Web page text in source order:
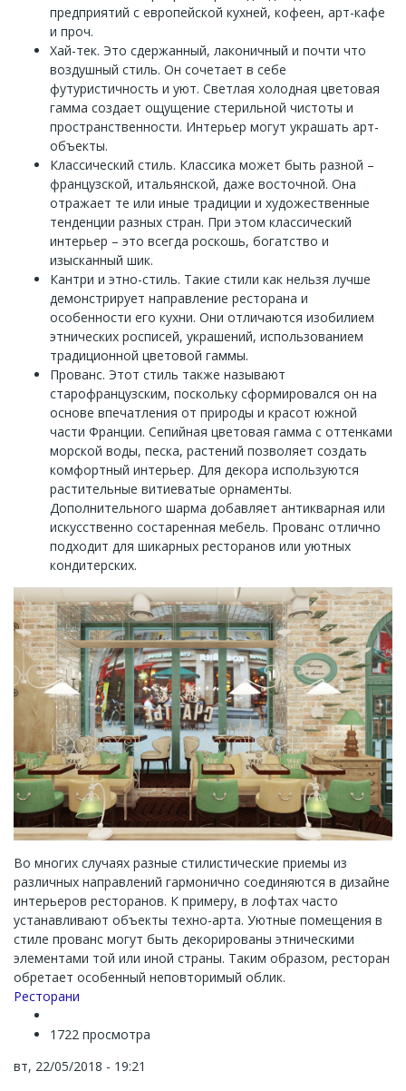
предприятий с европейской кухней, кофеен, арт-кафе
и проч.
Хай-тек. Это сдержанный, лаконичный и почти что
воздушный стиль. Он сочетает в себе
футуристичность и уют. Светлая холодная цветовая
гамма создает ощущение стерильной чистоты и
пространственности. Интерьер могут украшать арт-
объекты.
Классический стиль. Классика может быть разной –
французской, итальянской, даже восточной. Она
отражает те или иные традиции и художественные
тенденции разных стран. При этом классический
интерьер – это всегда роскошь, богатство и
изысканный шик.
Кантри и этно-стиль. Такие стили как нельзя лучше
демонстрирует направление ресторана и
особенности его кухни. Они отличаются изобилием
этнических росписей, украшений, использованием
традиционной цветовой гаммы.
Прованс. Этот стиль также называют
старофранцузским, поскольку сформировался он на
основе впечатления от природы и красот южной
части Франции. Сепийная цветовая гамма с оттенками
морской воды, песка, растений позволяет создать
комфортный интерьер. Для декора используются
растительные витиеватые орнаменты.
Дополнительного шарма добавляет антикварная или
искусственно состаренная мебель. Прованс отлично
подходит для шикарных ресторанов или уютных
кондитерских.
Во многих случаях разные стилистические приемы из
различных направлений гармонично соединяются в дизайне
интерьеров ресторанов. К примеру, в лофтах часто
устанавливают объекты техно-арта. Уютные помещения в
стиле прованс могут быть декорированы этническими
элементами той или иной страны. Таким образом, ресторан
обретает особенный неповторимый облик.
Channel
Ресторани
1722 просмотра
вт, 22/05/2018 - 19:21